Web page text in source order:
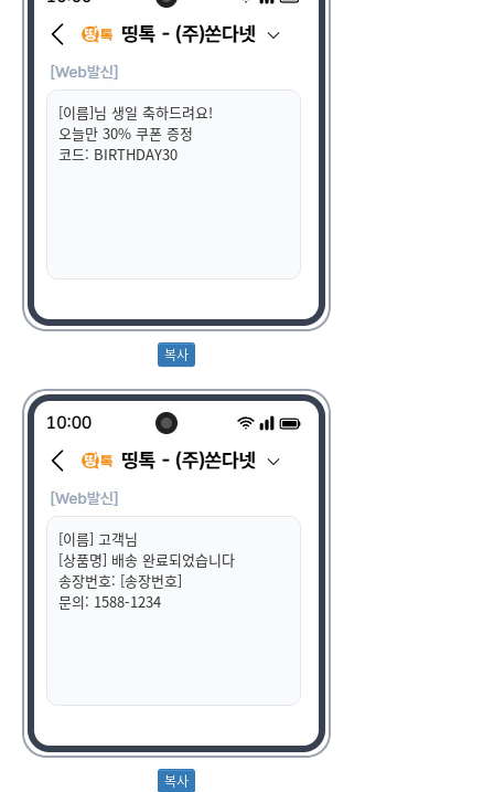
[이름]님 생일 축하드려요!
오늘만 30% 쿠폰 증정
코드: BIRTHDAY30
[이름] 고객님
[상품명] 배송 완료되었습니다
송장번호: [송장번호]
문의: 1588-1234